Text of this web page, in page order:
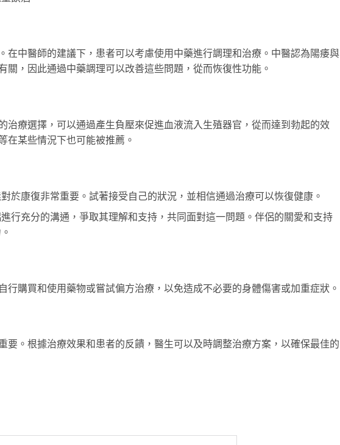
在中醫師的建議下，患者可以考慮使用中藥進行調理和治療。中醫認為陽痿與
關，因此通過中藥調理可以改善這些問題，從而恢復性功能。
治療選擇，可以通過產生負壓來促進血液流入生殖器官，從而達到勃起的效
在某些情況下也可能被推薦。
於康復非常重要。試著接受自己的狀況，並相信通過治療可以恢復健康。
行充分的溝通，爭取其理解和支持，共同面對這一問題。伴侶的關愛和支持
行購買和使用藥物或嘗試偏方治療，以免造成不必要的身體傷害或加重症狀。
要。根據治療效果和患者的反饋，醫生可以及時調整治療方案，以確保最佳的